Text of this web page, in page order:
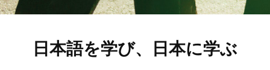
日本語を学び、日本に学ぶ